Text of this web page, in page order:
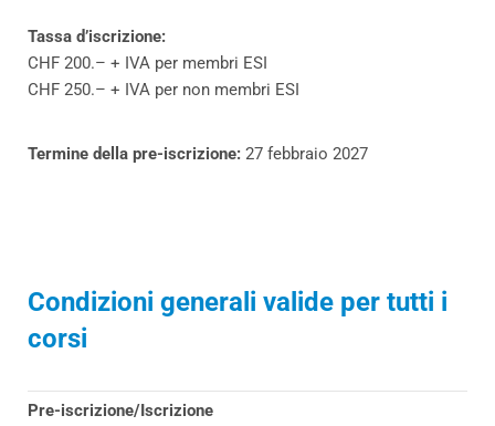
Tassa d’iscrizione:
CHF 200.– + IVA per membri ESI
CHF 250.– + IVA per non membri ESI
Termine della pre-iscrizione: 27 febbraio 2027
Condizioni generali valide per tutti i
corsi
Pre-iscrizione/Iscrizione